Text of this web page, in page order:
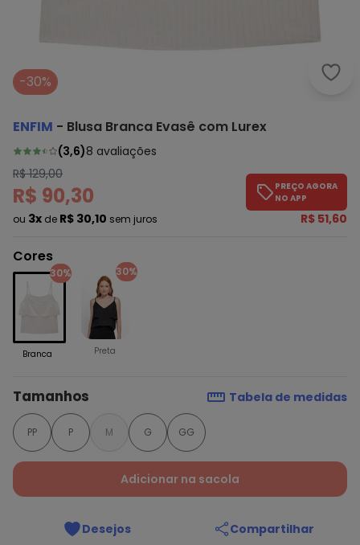
-30%
ENFIM - Blusa Branca Evasê com Lurex
(3,6)8 avaliações
R$ 129,00
R$ 90,30
ou 3x de R$ 30,10 sem juros
PREÇO AGORA
NO APP
R$ 51,60
Cores
30%
Branca
30%
Preta
Tamanhos Tabela de medidas
PP P M G GG
Adicionar na sacola
Desejos Compartilhar